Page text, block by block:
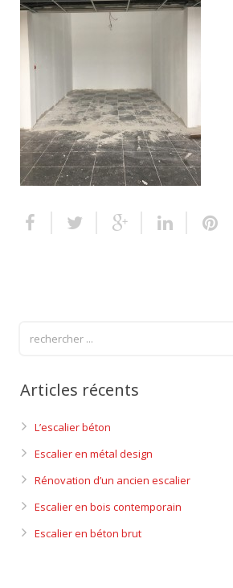
Finitions pour escalier
Articles récents
L’escalier béton
Escalier en métal design
Rénovation d’un ancien escalier
Escalier en bois contemporain
Escalier en béton brut